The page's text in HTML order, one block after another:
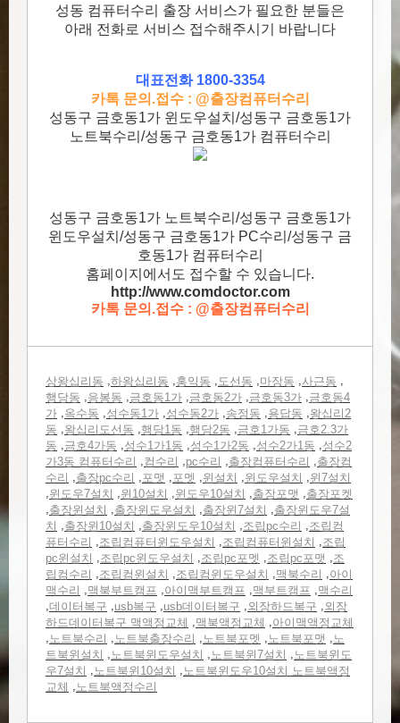
성동 컴퓨터수리 출장 서비스가 필요한 분들은
아래 전화로 서비스 접수해주시기 바랍니다
대표전화 1800-3354
카톡 문의.접수 : @출장컴퓨터수리
성동구 금호동1가 윈도우설치/성동구 금호동1가
노트북수리/성동구 금호동1가 컴퓨터수리
성동구 금호동1가 노트북수리/성동구 금호동1가
윈도우설치/성동구 금호동1가 PC수리/성동구 금
호동1가 컴퓨터수리
홈페이지에서도 접수할 수 있습니다.
http://www.comdoctor.com
카톡 문의.접수 : @출장컴퓨터수리
상왕십리동 ,하왕십리동 ,홍익동 ,도선동 ,마장동 ,사근동 ,
행당동 ,응봉동 ,금호동1가 ,금호동2가 ,금호동3가 ,금호동4
가 ,옥수동 ,성수동1가 ,성수동2가 ,송정동 ,용답동 ,왕십리2
동 ,왕십리도선동 ,행당1동 ,행당2동 ,금호1가동 ,금호2.3가
동 ,금호4가동 ,성수1가1동 ,성수1가2동 ,성수2가1동 ,성수2
가3동 컴퓨터수리 ,컴수리 ,pc수리 ,출장컴퓨터수리 ,출장컴
수리 ,출장pc수리 ,포맷 ,포멧 ,윈설치 ,윈도우설치 ,윈7설치
,윈도우7설치 ,윈10설치 ,윈도우10설치 ,출장포맷 ,출장포켓
,출장윈설치 ,출장윈도우설치 ,출장윈7설치 ,출장윈도우7설
치 ,출장윈10설치 ,출장윈도우10설치 ,조립pc수리 ,조립컴
퓨터수리 ,조립컴퓨터윈도우설치 ,조립컴퓨터윈설치 ,조립
pc윈설치 ,조립pc윈도우설치 ,조립pc포멧 ,조립pc포맷 ,조
립컴수리 ,조립컴윈설치 ,조립컴윈도우설치 ,맥북수리 ,아이
맥수리 ,맥북부트캠프 ,아이맥부트캠프 ,맥부트캠프 ,맥수리
,데이터복구 ,usb복구 ,usb데이터복구 ,외장하드복구 ,외장
하드데이터복구 맥액정교체 ,맥북액정교체 ,아이맥액정교체
,노트북수리 ,노트북출장수리 ,노트북포멧 ,노트북포맷 ,노
트북윈설치 ,노트북윈도우설치 ,노트북윈7설치 ,노트북윈도
우7설치 ,노트북윈10설치 ,노트북윈도우10설치 노트북액정
교체 ,노트북액정수리